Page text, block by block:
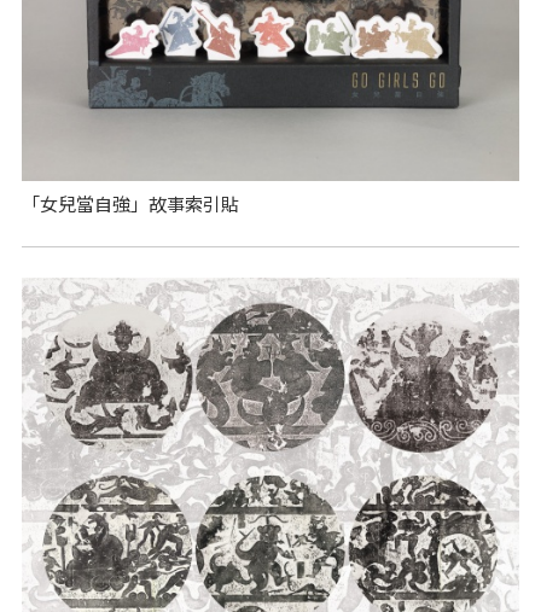
「女兒當自強」故事索引貼